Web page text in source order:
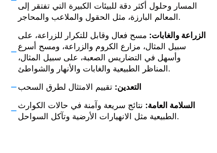
المسار وحلول أكثر دقة للبيئات الكبيرة التي تفتقر إلى
المعالم البارزة، مثل الحقول والملاعب والمحاجر.
الزراعة والغابات: مسح فعال وقابل للتكرار للزراعة، على
سبيل المثال، مزارع الكروم والزراعة، ومسح أسرع
وأسهل في التضاريس الصعبة، على سبيل المثال،
المناظر الطبيعية والغابات والأنهار والشواطئ.
التعدين: تقييم الامتثال لطرق السحب
السلامة العامة: نتائج سريعة وآمنة في حالات الكوارث
الطبيعية مثل الانهيارات الأرضية وتآكل السواحل.